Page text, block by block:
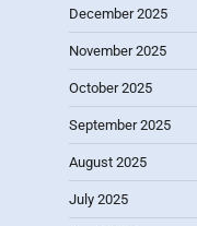
December 2025
November 2025
October 2025
September 2025
August 2025
July 2025